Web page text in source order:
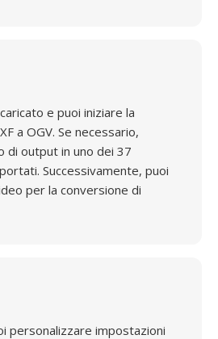
e puoi iniziare la
a OGV. Se necessario,
di output in uno dei 37
Successivamente, puoi
per la conversione di
personalizzare impostazioni